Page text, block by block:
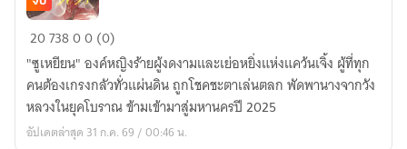
องค์
หญิง
ร้าย
ทะลุ
มิติ2025
2073800 (0)
"ซูเหยียน" องค์หญิงร้ายผู้งดงามและเย่อหยิ่งแห่งแคว้นเจิ้ง ผู้ที่ทุก
คนต้องเกรงกลัวทั่วแผ่นดิน ถูกโชคชะตาเล่นตลก พัดพานางจากวัง
หลวงในยุคโบราณ ข้ามเข้ามาสู่มหานครปี 2025
อัปเดตล่าสุด 31 ก.ค. 69 / 00:46 น.